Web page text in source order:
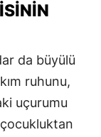
da büyülü
ruhunu,
uçurumu
çocukluktan